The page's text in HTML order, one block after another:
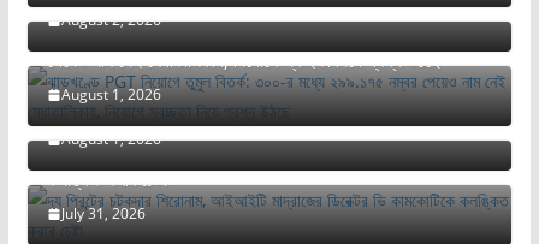
August 2, 2026
ঝাড়খণ্ডে PGT নিয়োগে তুমুল বিতর্ক: ৩০০-র মধ্যে ২৯৯.১৭৫ নম্বর
পেয়েও নাম নেই মেধাতালিকায়, নিয়োগে স্বচ্ছতা নিয়ে প্রশ্ন উঠছে
August 1, 2026
FCRA বিলের বিরুদ্ধে মিজোরামের চার্চগুলি ১১ আগস্ট রাস্তায় নামতে
চলেছে
August 1, 2026
দ্য প্রিন্টের চটকদার শিরোনাম, আইআইটি মাদ্রাজের ডিরেক্টর ভি কামকোটিকে
কলঙ্কিত করার চেষ্টা
July 31, 2026